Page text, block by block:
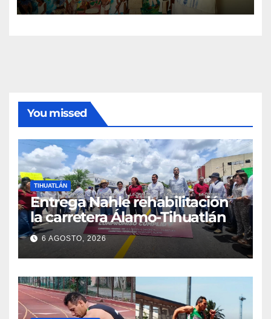
You missed
TIHUATLÁN
Entrega Nahle rehabilitación
la carretera Álamo-Tihuatlán
6 AGOSTO, 2026